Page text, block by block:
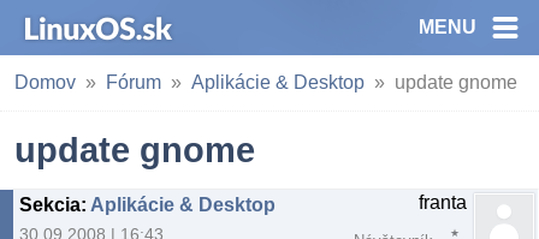
MENU
Domov Fórum Aplikácie & Desktop update gnome
update gnome
Sekcia: Aplikácie & Desktop
30.09.2008 | 16:43
franta